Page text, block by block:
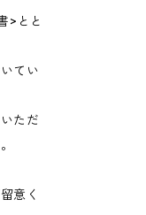
>とと
てい
ただ
意く